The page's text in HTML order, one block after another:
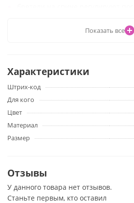
декоративный пояс с подвязками
Материал - 80% полиамид, 20%
Показать все
Характеристики
Штрих-код
Для кого
Цвет
Материал
Размер
Отзывы
У данного товара нет отзывов.
Станьте первым, кто оставил